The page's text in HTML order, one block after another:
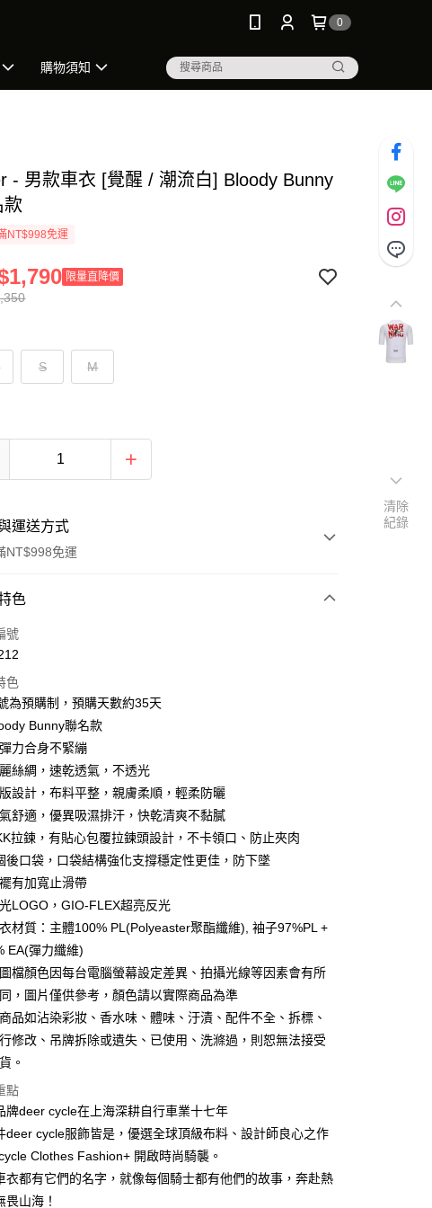
0
購物須知
- 男款車衣 [覺醒 / 潮流白] Bloody Bunny
款
NT$998免運
限量直降價
S M
運送方式
NT$998免運
式
一次付款
Pay
Pay
付
Pay
你分期
哥付你分期使用說明】
務由台灣大哥大提供，台灣大哥大用戶可立即使用無須另外申請。
方式選擇「大哥付你分期」，訂單成立後會自動跳轉到大哥付的交易
易。
核准額度、可分期數及費用金額請依後續交易確認頁面所載為準。
成立30分鐘內，如未前往確認交易或遇審核未通過，訂單將自動取
如遇「轉專審核」未通過狀況，表示未達大哥付你分期系統評分，恕
明評估內容。
方式說明】
款項不併入電信帳單，「大哥付你分期」於每月結算日後寄送繳費提
。
簡訊連結打開帳單後，可選擇「超商條碼／台灣大直營門市／銀行轉
事項】
務係由「台灣大哥大股份有限公司」（以下簡稱本公司）所提供，讓
先享後付
明
於「AFTEE先享後付」】
先享後付是「在收到商品之後才付款」的支付方式。 讓您購物簡單
安心！
簡單：不需註冊會員、不需綁卡、不需儲值。
安心：先確認商品／服務後，再付款。
結帳方式選擇「AFTEE先享後付」後，將跳轉至「AFTEE先享後
帳頁面，進行簡訊認證並確認金額後，即可完成結帳。
訂單成立數日內，您將收到繳費通知簡訊。
收到繳費通知簡訊後14天內，點擊此簡訊中的連結，可透過四大超商
／網路銀行／等多元方式進行付款，方視為交易完成。
意：結帳手續完成當下不需立刻繳費，但若您需要取消訂單，請聯
款
式
貨付款
，滿NT$998(含以上)免運費
取貨
，滿NT$998(含以上)免運費
色
號
色
為預購制，預購天數約35天
Bunny聯名款
力合身不緊繃
絲綢，速乾透氣，不透光
設計，布料平整，親膚柔順，輕柔防曬
舒適，優異吸濕排汗，快乾清爽不黏膩
拉鍊，有貼心包覆拉鍊頭設計，不卡領口、防止夾肉
後口袋，口袋結構強化支撐穩定性更佳，防下墜
有加寬止滑帶
LOGO，GIO-FLEX超亮反光
材質：主體100% PL(Polyeaster聚酯纖維), 袖子97%PL +
EA(彈力纖維)
檔顏色因每台電腦螢幕設定差異、拍攝光線等因素會有所
，圖片僅供參考，顏色請以實際商品為準
品如沾染彩妝、香水味、體味、汙漬、配件不全、拆標、
修改、吊牌拆除或遺失、已使用、洗滌過，則恕無法接受
。
點
牌deer cycle在上海深耕自行車業十七年
deer cycle服飾皆是，優選全球頂級布料、設計師良心之作
Clothes Fashion+ 開啟時尚騎襲。
衣都有它們的名字，就像每個騎士都有他們的故事，奔赴熱
畏山海！
清除
紀錄